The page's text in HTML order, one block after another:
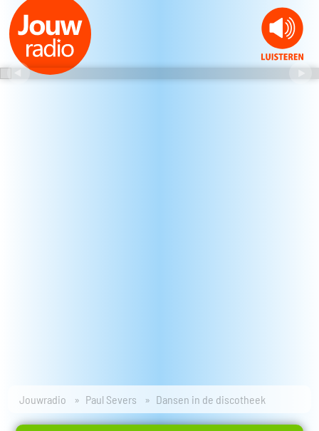
Jouwradio Paul Severs Dansen in de discotheek